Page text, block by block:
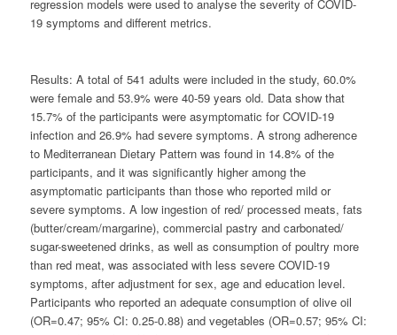
regression models were used to analyse the severity of COVID-
19 symptoms and different metrics.
Results: A total of 541 adults were included in the study, 60.0%
were female and 53.9% were 40-59 years old. Data show that
15.7% of the participants were asymptomatic for COVID-19
infection and 26.9% had severe symptoms. A strong adherence
to Mediterranean Dietary Pattern was found in 14.8% of the
participants, and it was significantly higher among the
asymptomatic participants than those who reported mild or
severe symptoms. A low ingestion of red/ processed meats, fats
(butter/cream/margarine), commercial pastry and carbonated/
sugar-sweetened drinks, as well as consumption of poultry more
than red meat, was associated with less severe COVID-19
symptoms, after adjustment for sex, age and education level.
Participants who reported an adequate consumption of olive oil
(OR=0.47; 95% CI: 0.25-0.88) and vegetables (OR=0.57; 95% CI: